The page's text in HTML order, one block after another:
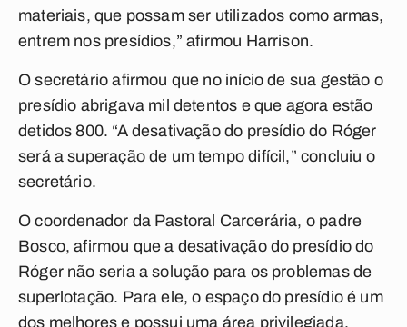
materiais, que possam ser utilizados como armas,
entrem nos presídios,” afirmou Harrison.
O secretário afirmou que no início de sua gestão o
presídio abrigava mil detentos e que agora estão
detidos 800. “A desativação do presídio do Róger
será a superação de um tempo difícil,” concluiu o
secretário.
O coordenador da Pastoral Carcerária, o padre
Bosco, afirmou que a desativação do presídio do
Róger não seria a solução para os problemas de
superlotação. Para ele, o espaço do presídio é um
dos melhores e possui uma área privilegiada.